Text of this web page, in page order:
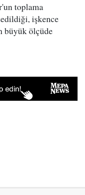
toplama
işkence
büyük ölçüde